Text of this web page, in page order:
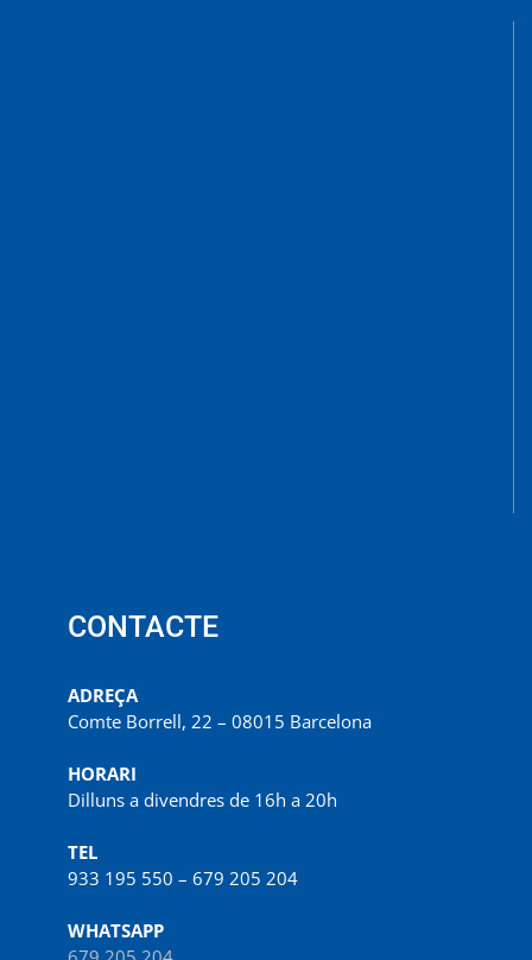
CONTACTE
ADREÇA
Comte Borrell, 22 – 08015 Barcelona
HORARI
Dilluns a divendres de 16h a 20h
TEL
933 195 550 – 679 205 204
WHATSAPP